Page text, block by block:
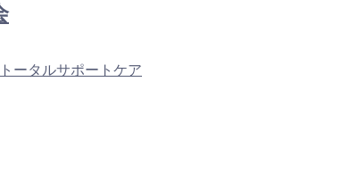
ータルサポートケア